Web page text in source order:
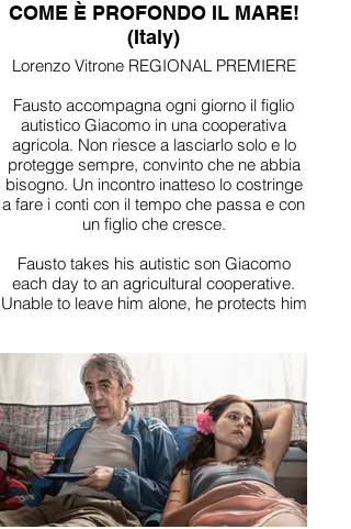
COME È PROFONDO IL MARE!
(Italy)
Lorenzo Vitrone REGIONAL PREMIERE
Fausto accompagna ogni giorno il figlio
autistico Giacomo in una cooperativa
agricola. Non riesce a lasciarlo solo e lo
protegge sempre, convinto che ne abbia
bisogno. Un incontro inatteso lo costringe
a fare i conti con il tempo che passa e con
un figlio che cresce.
Fausto takes his autistic son Giacomo
each day to an agricultural cooperative.
Unable to leave him alone, he protects him
face time passing, and a son who is
growing up.